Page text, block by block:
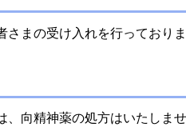
まの受け入れを行っておりま
向精神薬の処方はいたしませ